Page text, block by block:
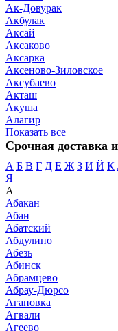
Ак-Довурак
Акбулак
Аксай
Аксаково
Аксарка
Аксеново-Зиловское
Аксубаево
Акташ
Акуша
Алагир
Показать все
Срочная доставка
А Б В Г Д Е Ж З И Й К
Я
А
Абакан
Абан
Абатский
Абдулино
Абезь
Абинск
Абрамцево
Абрау-Дюрсо
Агаповка
Агвали
Агеево